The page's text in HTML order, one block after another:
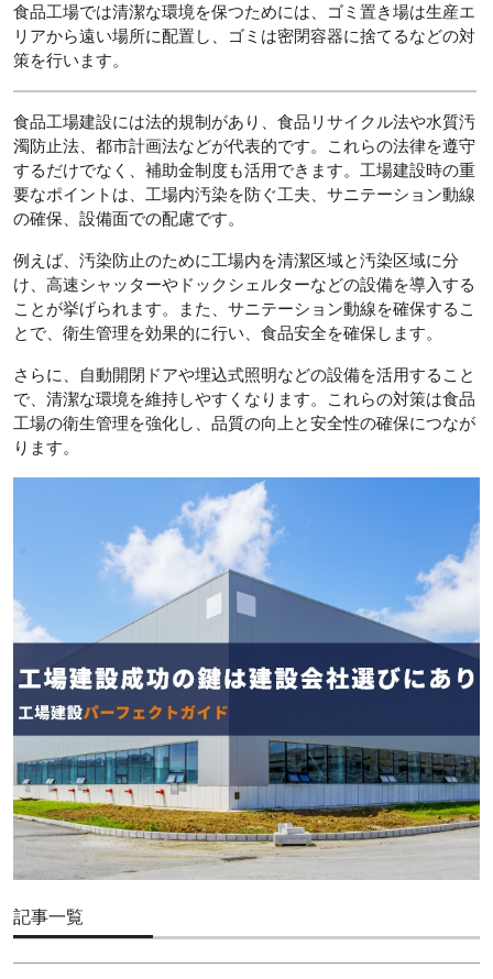
食品工場では清潔な環境を保つためには、ゴミ置き場は生産エ
リアから遠い場所に配置し、ゴミは密閉容器に捨てるなどの対
策を行います。
食品工場建設には法的規制があり、食品リサイクル法や水質汚
濁防止法、都市計画法などが代表的です。これらの法律を遵守
するだけでなく、補助金制度も活用できます。工場建設時の重
要なポイントは、工場内汚染を防ぐ工夫、サニテーション動線
の確保、設備面での配慮です。
例えば、汚染防止のために工場内を清潔区域と汚染区域に分
け、高速シャッターやドックシェルターなどの設備を導入する
ことが挙げられます。また、サニテーション動線を確保するこ
とで、衛生管理を効果的に行い、食品安全を確保します。
さらに、自動開閉ドアや埋込式照明などの設備を活用すること
で、清潔な環境を維持しやすくなります。これらの対策は食品
工場の衛生管理を強化し、品質の向上と安全性の確保につなが
ります。
記事一覧